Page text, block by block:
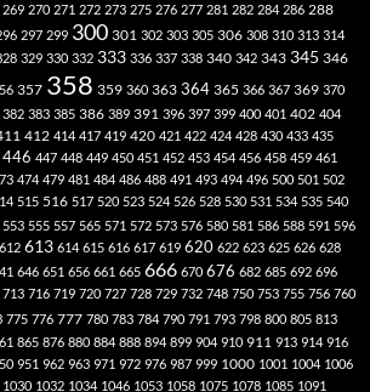
269 270 271 272 273 275 276 277 281 282 284 286 288
297 299 300 301 302 303 305 306 308 310 313 314
329 330 332 333 336 337 338 340 342 343 345 346
357 358 359 360 363 364 365 366 367 369 370
382 383 385 386 389 391 396 397 399 400 401 402 404
412 414 417 419 420 421 422 424 428 430 433 435
446 447 448 449 450 451 452 453 454 456 458 459 461
474 479 481 484 486 488 491 493 494 496 500 501 502
515 516 517 520 523 524 526 528 530 531 534 535 540
553 555 557 565 571 572 573 576 580 581 586 588 591 596
612 613 614 615 616 617 619 620 622 623 625 626 628
646 651 656 661 665 666 670 676 682 685 692 696
713 716 719 720 727 728 729 732 748 750 753 755 756 760
775 776 777 780 783 784 790 791 793 798 800 805 813
865 876 880 884 888 894 899 904 910 911 913 914 916
951 962 963 971 972 976 987 999 1000 1001 1004 1006
1030 1032 1034 1046 1053 1058 1075 1078 1085 1091